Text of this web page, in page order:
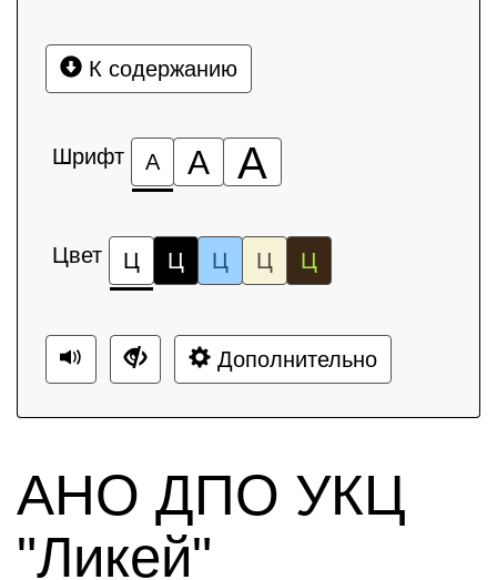
К содержанию
Шрифт А А А
Цвет Ц Ц Ц Ц Ц
Дополнительно
АНО ДПО УКЦ
"Ликей"